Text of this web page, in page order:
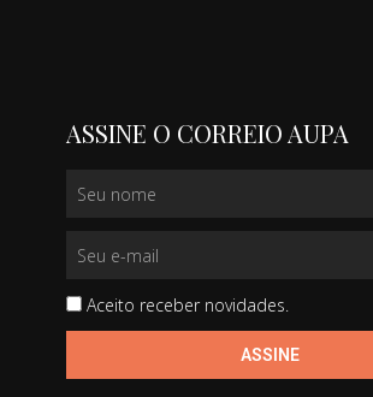
ASSINE O CORREIO AUPA
Aceito receber novidades.
ASSINE